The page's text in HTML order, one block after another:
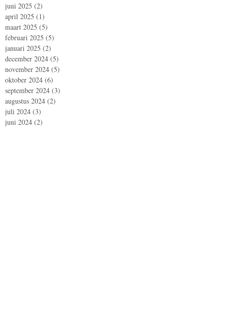
juni 2025 (2)
april 2025 (1)
maart 2025 (5)
februari 2025 (5)
januari 2025 (2)
december 2024 (5)
november 2024 (5)
oktober 2024 (6)
september 2024 (3)
augustus 2024 (2)
juli 2024 (3)
juni 2024 (2)